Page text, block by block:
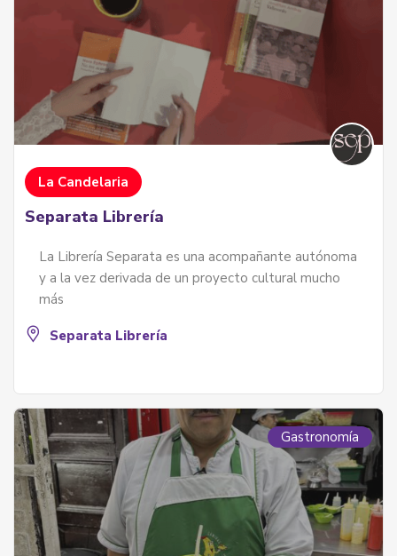
La Candelaria
Separata Librería
La Librería Separata es una acompañante autónoma
y a la vez derivada de un proyecto cultural mucho
más
Separata Librería
Gastronomía